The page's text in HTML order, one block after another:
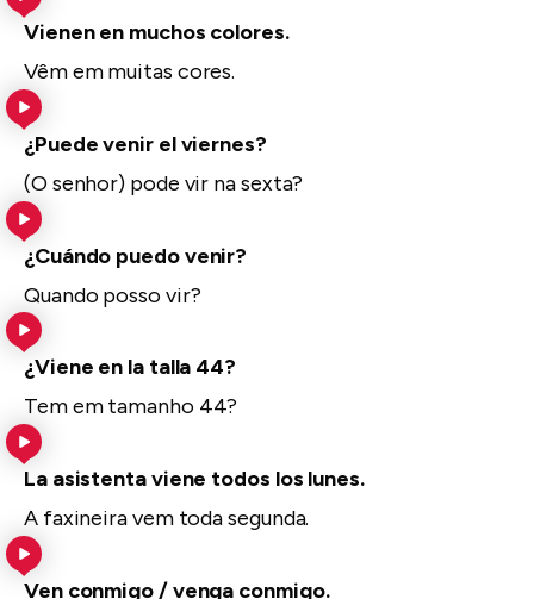
Vienen en muchos colores.
Vêm em muitas cores.
¿Puede venir el viernes?
(O senhor) pode vir na sexta?
¿Cuándo puedo venir?
Quando posso vir?
¿Viene en la talla 44?
Tem em tamanho 44?
La asistenta viene todos los lunes.
A faxineira vem toda segunda.
Ven conmigo / venga conmigo.